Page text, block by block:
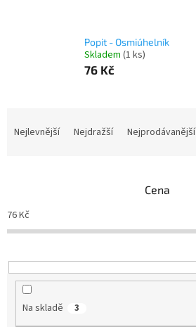
Popit - Osmiúhelník
Skladem (1 ks)
76 Kč
p
r
o
u
Nejlevnější Nejdražší Nejprodávanější
Cena
76Kč
Na skladě 3